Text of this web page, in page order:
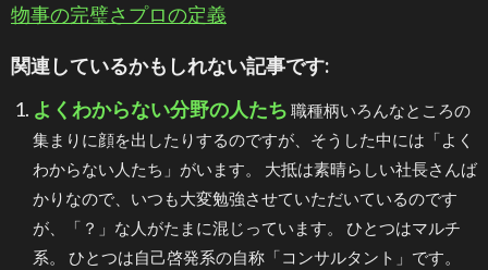
物事の完璧さプロの定義
関連しているかもしれない記事です:
よくわからない分野の人たち 職種柄いろんなところの
集まりに顔を出したりするのですが、そうした中には「よく
わからない人たち」がいます。 大抵は素晴らしい社長さんば
かりなので、いつも大変勉強させていただいているのです
が、「？」な人がたまに混じっています。 ひとつはマルチ
系。 ひとつは自己啓発系の自称「コンサルタント」です。